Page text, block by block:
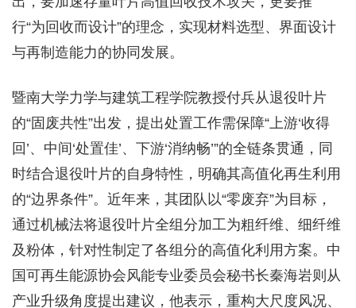
行“为回收而设计”的理念，实现材料选型、界面设计
与再制造能力的协同发展。
暨南大学力学与建筑工程学院教授付兵从退役叶片
的“固废共性”出发，提出处置工作需保障“上游‘收得
回’、中间‘处置佳’、下游‘消纳畅’”的全链条贯通，同
时结合退役叶片的自身特性，明确其高值化再生利用
的“边界条件”。近年来，其团队以“零废弃”为目标，
通过机械法将退役叶片全组分加工为粗纤维、细纤维
及粉体，针对性制定了各组分的高值化利用方案。中
国可再生能源协会风能专业委员会秘书长秦海岩则从
产业升级角度提出建议，他表示，重构大尺度风况、